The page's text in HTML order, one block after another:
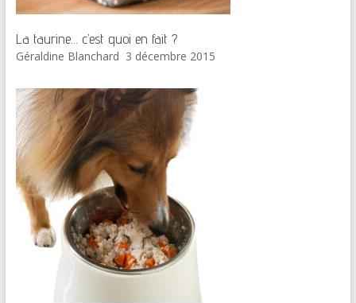
La taurine… c’est quoi en fait ?
Géraldine Blanchard 3 décembre 2015